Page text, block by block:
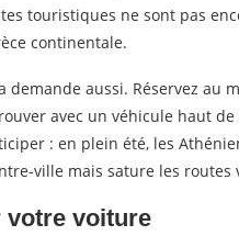
touristiques ne sont pas
continentale.
aussi. Réservez au
avec un véhicule haut
: en plein été, les
ville mais sature les routes
votre voiture